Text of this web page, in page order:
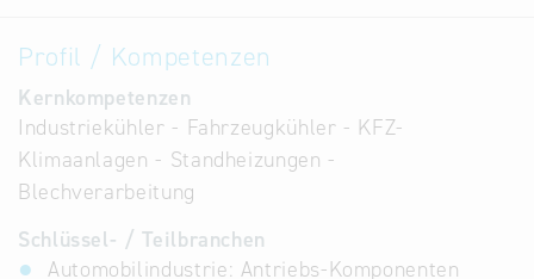
Profil / Kompetenzen
Kernkompetenzen
Industriekühler - Fahrzeugkühler - KFZ-
Klimaanlagen - Standheizungen -
Blechverarbeitung
Schlüssel- / Teilbranchen
Automobilindustrie: Antriebs-Komponenten